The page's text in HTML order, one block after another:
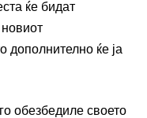
ќе бидат
дополнително ќе ја
обезбедиле своето